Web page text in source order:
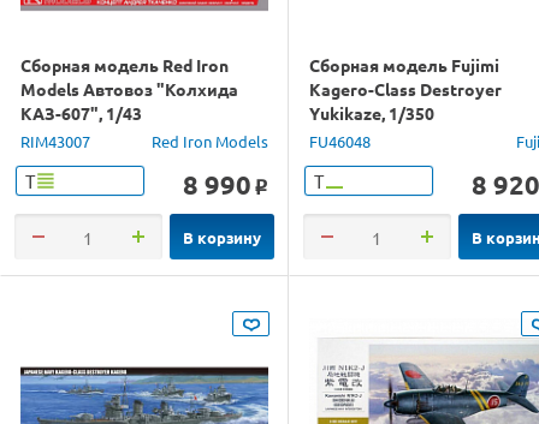
Сборная модель Red Iron
Models Автовоз "Колхида
КАЗ-607", 1/43
RIM43007 Red Iron Models
Т 8 990 o
В корзину
Сборная модель Fujimi
Kagero-Class Destroyer
Yukikaze, 1/350
FU46048
Т 8 920
В